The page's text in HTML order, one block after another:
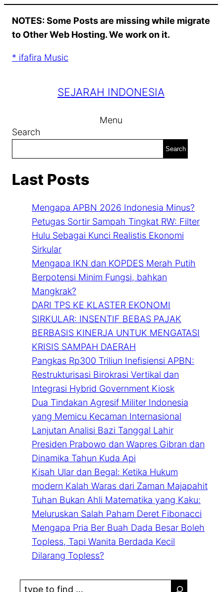
content
NOTES: Some Posts are missing while migrate
to Other Web Hosting. We work on it.
* ifafira Music
SEJARAH INDONESIA
Menu
Search
Search
Last Posts
Mengapa APBN 2026 Indonesia Minus?
Petugas Sortir Sampah Tingkat RW: Filter
Hulu Sebagai Kunci Realistis Ekonomi
Sirkular
Mengapa IKN dan KOPDES Merah Putih
Berpotensi Minim Fungsi, bahkan
Mangkrak?
DARI TPS KE KLASTER EKONOMI
SIRKULAR: INSENTIF BEBAS PAJAK
BERBASIS KINERJA UNTUK MENGATASI
KRISIS SAMPAH DAERAH
Pangkas Rp300 Triliun Inefisiensi APBN:
Restrukturisasi Birokrasi Vertikal dan
Integrasi Hybrid Government Kiosk
Dua Tindakan Agresif Militer Indonesia
yang Memicu Kecaman Internasional
Lanjutan Analisi Bazi Tanggal Lahir
Presiden Prabowo dan Wapres Gibran dan
Dinamika Tahun Kuda Api
Kisah Ular dan Begal: Ketika Hukum
modern Kalah Waras dari Zaman Majapahit
Tuhan Bukan Ahli Matematika yang Kaku:
Meluruskan Salah Paham Deret Fibonacci
Mengapa Pria Ber Buah Dada Besar Boleh
Topless, Tapi Wanita Berdada Kecil
Dilarang Topless?
S